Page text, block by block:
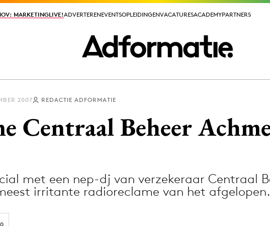
MARKETINGLIVE!ADVERTERENEVENTSOPLEIDINGENVACATURESACADEMYPARTNERS
MARKETINGLIVE!ADVERTERENEVENTSOPLEIDINGENVACATURESACADEMYPARTNERS
transformation
Media
Merkstrategie
2007 REDACTIE ADFORMATIE
Centraal Beheer
met een nep-dj van verzekeraar Centraal
irritante radioreclame van het
0